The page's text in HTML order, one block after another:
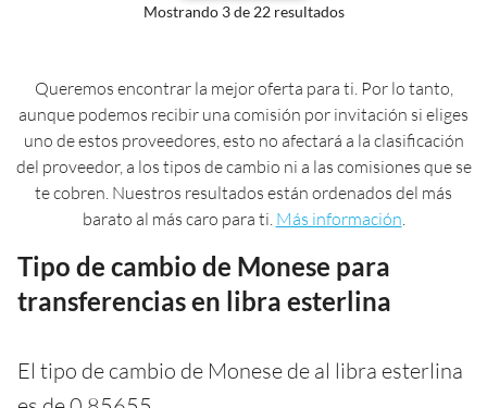
Mostrando 3 de 22 resultados
Queremos encontrar la mejor oferta para ti. Por lo tanto,
aunque podemos recibir una comisión por invitación si eliges
uno de estos proveedores, esto no afectará a la clasificación
del proveedor, a los tipos de cambio ni a las comisiones que se
te cobren. Nuestros resultados están ordenados del más
barato al más caro para ti. Más información
Tipo de cambio de Monese para
transferencias en libra esterlina
El tipo de cambio de Monese de al libra esterlina